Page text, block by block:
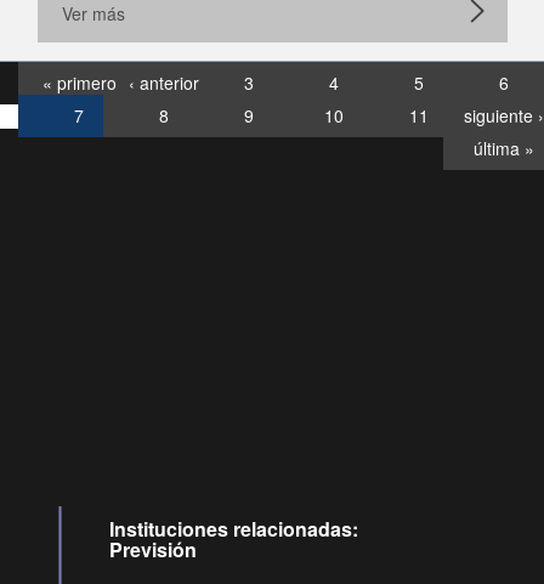
Ver más
« primero ‹ anterior 3 4 5
6
7
8 9 10 11
siguiente ›
última »
Instituciones relacionadas:
Previsión